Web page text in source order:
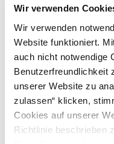
Wir verwenden
Wir verwenden
Website funktioniert.
auch nicht notwendige
Benutzerfreundlichkeit
unserer Website zu
zulassen“ klicken,
Cookies auf unserer
Richtlinie beschrieben
Sicherheitshinweise
Hersteller:Gallagher
AZGroningen,
Breite/Durchmesser
Anzahl Edelstahlleiter
Ø Edelstahlleiter (mm)
Sehen Sie sich alle
Kundenbewertungen